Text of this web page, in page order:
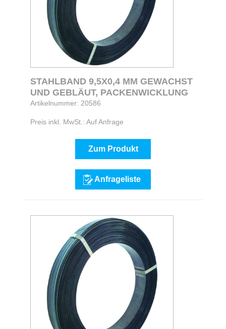
STAHLBAND 9,5X0,4 MM GEWACHST
UND GEBLÄUT, PACKENWICKLUNG
Artikelnummer: 20586
Preis inkl. MwSt.: Auf Anfrage
Zum Produkt
Anfrageliste